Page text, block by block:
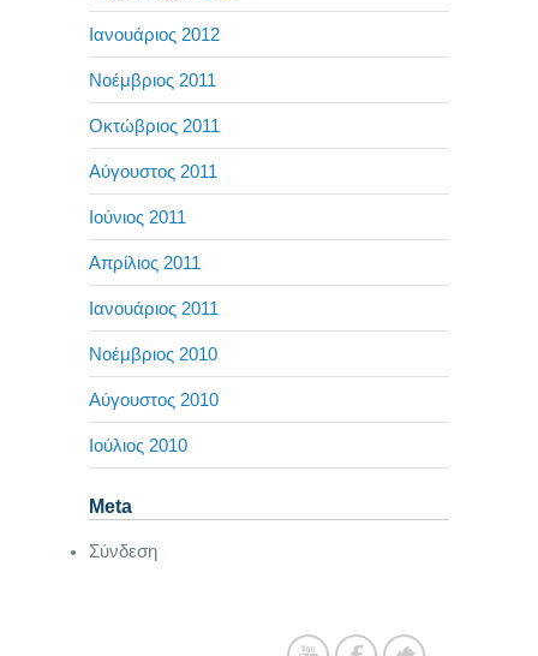
Ιανουάριος 2012
Νοέμβριος 2011
Οκτώβριος 2011
Αύγουστος 2011
Ιούνιος 2011
Απρίλιος 2011
Ιανουάριος 2011
Νοέμβριος 2010
Αύγουστος 2010
Ιούλιος 2010
Meta
Σύνδεση